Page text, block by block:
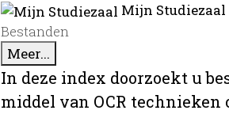
Mijn
Bestanden
Meer...
In deze index doorzoekt u
middel van OCR